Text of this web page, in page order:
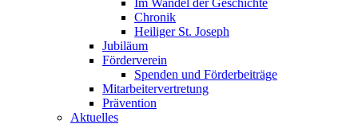
Im Wandel der Geschichte
Chronik
Heiliger St. Joseph
Jubiläum
Förderverein
Spenden und Förderbeiträge
Mitarbeitervertretung
Prävention
Aktuelles